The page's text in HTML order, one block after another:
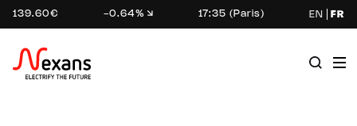
139.60€ -0.64% 17:35 (Paris) EN FR